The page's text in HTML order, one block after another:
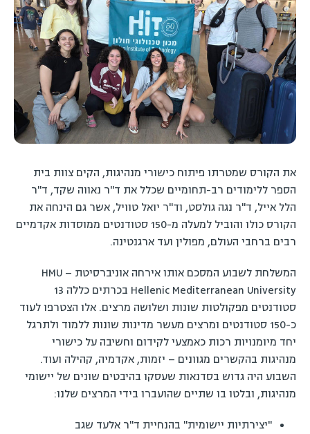
את הקורס שמטרתו פיתוח כישורי מנהיגות, הקים צוות בית
הספר ללימודים רב-תחומיים שכלל את ד"ר נאווה שקד, ד"ר
הלל אייל, ד"ר נגה גולסט, וד"ר יואל טוויל, אשר גם הינחה את
הקורס כולו והוביל למעלה מ-150 סטודנטים ממוסדות אקדמיים
רבים ברחבי העולם, מפולין ועד ארגנטינה.
המשלחת לשבוע המסכם אותו אירחה אוניברסיטת HMU –
Hellenic Mediterranean University בכרתים כללה 13
סטודנטים מפקולטות שונות ושלושה מרצים. אלו הצטרפו לעוד
כ-150 סטודנטים ומרצים מעשר מדינות שונות ללמוד ולתרגל
יחד מיומנויות רכות כאמצעי לקידום וחשיבה על כישורי
מנהיגות בהקשרים מגוונים – יזמות, אקדמיה, קהילה ועוד.
השבוע היה גדוש בסדנאות שעסקו בהיבטים שונים של יישומי
מנהיגות, ובלטו בו שתיים שהועברו בידי המרצים שלנו:
"יצירתיות יישומית" בהנחיית ד"ר אלעד שגב